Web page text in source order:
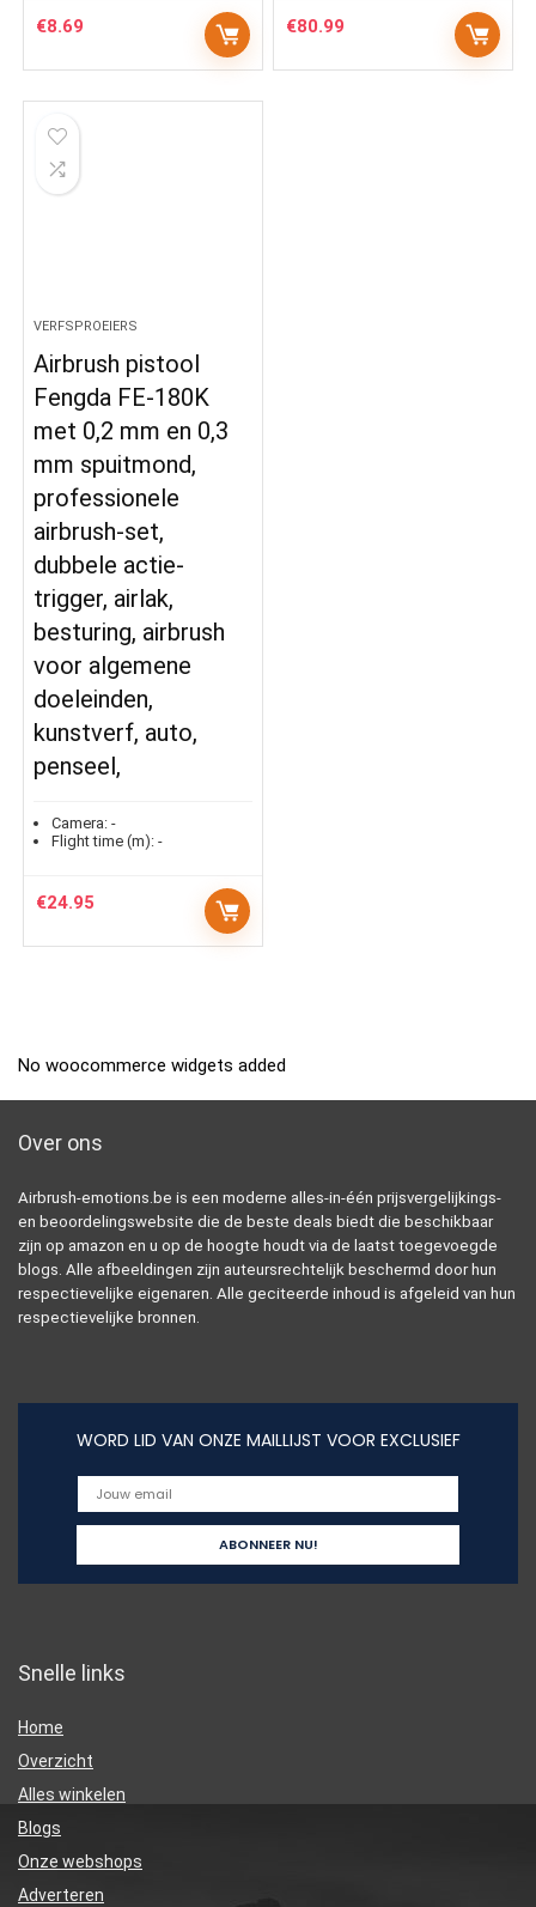
€8.69 €80.99
VERFSPROEIERS
Airbrush pistool
Fengda FE-180K
met 0,2 mm en 0,3
mm spuitmond,
professionele
airbrush-set,
dubbele actie-
trigger, airlak,
besturing, airbrush
voor algemene
doeleinden,
kunstverf, auto,
penseel,
Camera: -
Flight time (m): -
€24.95
No woocommerce widgets added
Over ons
Airbrush-emotions.be is een moderne alles-in-één prijsvergelijkings-
en beoordelingswebsite die de beste deals biedt die beschikbaar
zijn op amazon en u op de hoogte houdt via de laatst toegevoegde
blogs. Alle afbeeldingen zijn auteursrechtelijk beschermd door hun
respectievelijke eigenaren. Alle geciteerde inhoud is afgeleid van hun
respectievelijke bronnen.
WORD LID VAN ONZE MAILLIJST VOOR EXCLUSIEF
Snelle links
Home
Overzicht
Alles winkelen
Blogs
Onze webshops
Adverteren